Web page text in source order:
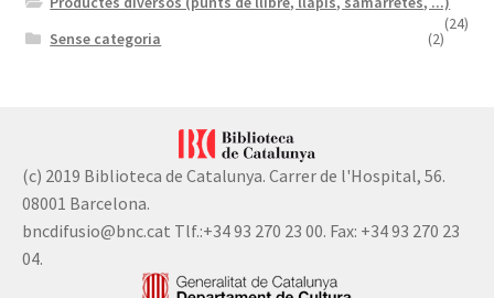
(24)
Sense categoria (2)
(c) 2019 Biblioteca de Catalunya. Carrer de l'Hospital, 56.
08001 Barcelona.
bncdifusio@bnc.cat Tlf.:+34 93 270 23 00. Fax: +34 93 270 23
04.